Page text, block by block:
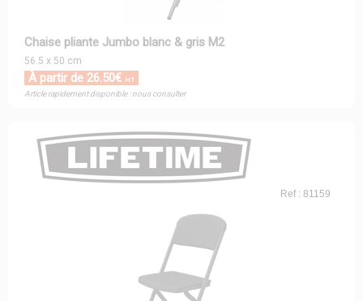
Chaise pliante Jumbo blanc & gris M2
56.5 x 50 cm
À partir de 26.50€ HT
Article rapidement disponible : nous consulter
Ref : 81159